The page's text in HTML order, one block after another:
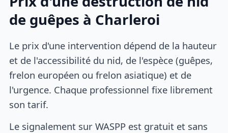
de guêpes à Charleroi
Le prix d'une intervention dépend de la hauteur
et de l'accessibilité du nid, de l'espèce (guêpes,
frelon européen ou frelon asiatique) et de
l'urgence. Chaque professionnel fixe librement
son tarif.
Le signalement sur WASPP est gratuit et sans